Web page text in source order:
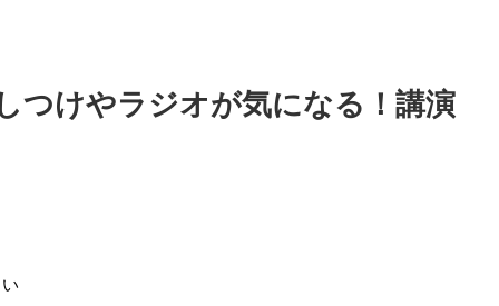
つけやラジオが気になる！講演